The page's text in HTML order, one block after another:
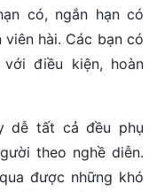
có, ngắn hạn có
hài. Các bạn có
điều kiện, hoàn
dễ tất cả đều phụ
theo nghề diễn.
được những khó